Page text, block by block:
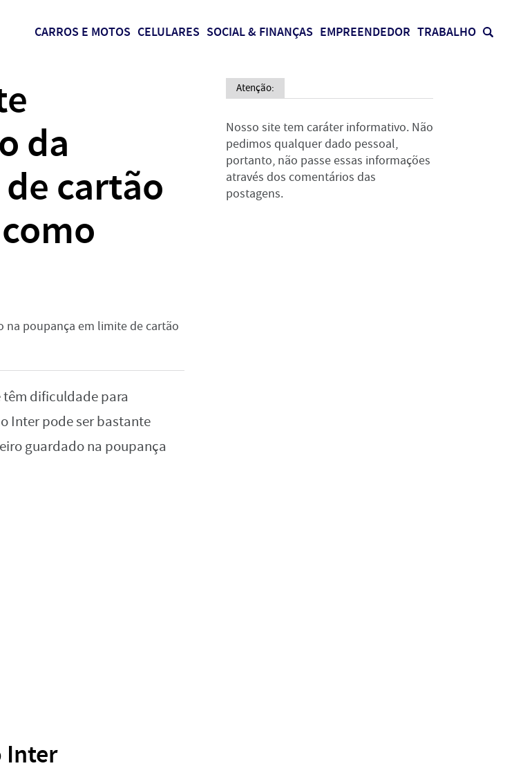
CARROS E MOTOS CELULARES SOCIAL & FINANÇAS EMPREENDEDOR TRABALHO
da
cartão
poupança em limite de cartão
têm dificuldade para
Inter pode ser bastante
guardado na poupança
Inter
Atenção:
Nosso site tem caráter informativo. Não
pedimos qualquer dado pessoal,
portanto, não passe essas informações
através dos comentários das
postagens.